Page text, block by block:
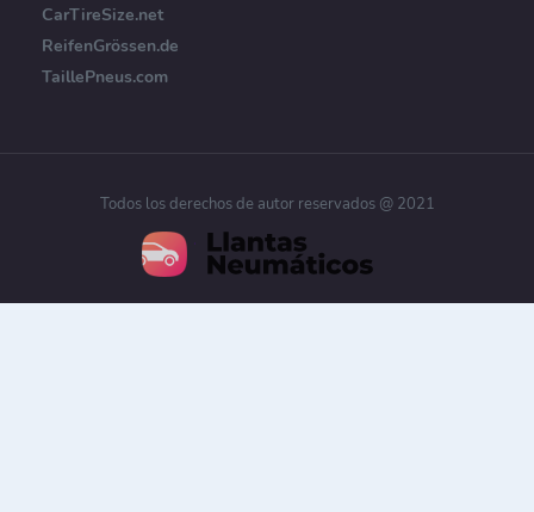
CarTireSize.net
ReifenGrössen.de
TaillePneus.com
Todos los derechos de autor reservados @ 2021